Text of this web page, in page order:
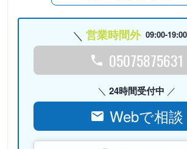
営業時間外 09:00-19:00
05075875631
24時間受付中
Webで相談